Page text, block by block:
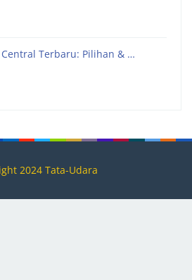
Central Terbaru: Pilihan & …
2024 Tata-Udara